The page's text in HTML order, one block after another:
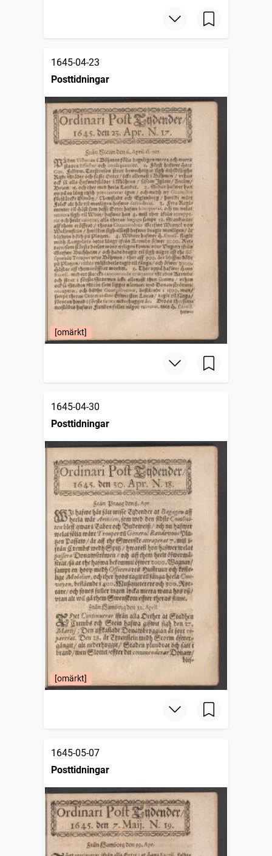
1645-04-23
Posttidningar
[omärkt]
1645-04-30
Posttidningar
[omärkt]
1645-05-07
Posttidningar